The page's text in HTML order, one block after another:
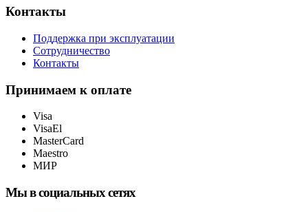
Контакты
Поддержка при эксплуатации
Сотрудничество
Контакты
Принимаем к оплате
Visa
VisaEl
MasterCard
Maestro
МИР
Мы в социальных сетях